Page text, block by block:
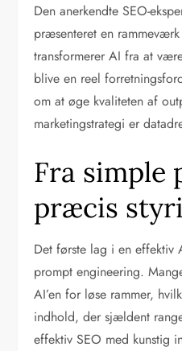
Den anerkendte SEO-
præsenteret en
transformerer AI fra at
blive en reel
om at øge kvaliteten af
marketingstrategi er
Fra simple
præcis
Det første lag i en effektiv
prompt engineering.
AI’en for løse rammer,
indhold, der sjældent
effektiv SEO med kunstig